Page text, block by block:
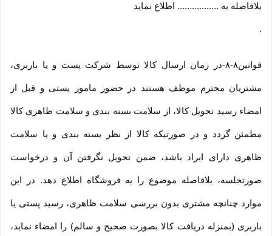
بلافاصله به ................. اطلاع نماید
.
قوانین۸-۸-در زمان ارسال کالا توسط شرکت پست و یا باربری،
مشتریان محترم موظف هستند در حضور مامور پستی و قبل از
امضاء رسید تحویل کالا، از سلامت بسته بندی و سلامت ظاهری کالا
مطمئن گردد و در صورتیکه کالا از نظر بسته بندی و یا سلامت
ظاهری دارای ایراد باشد، ضمن تحویل نگرفتن آن و درخواست
صورتجلسه، بلافاصله موضوع را به فروشگاه اطلاع دهد. در این
موارد چنانچه مشتری بدون بررسی سلامت ظاهری، رسید پستی یا
باربری (بمنزله دریافت کالا بصورت صحیح و سالم) را امضاء نماید،